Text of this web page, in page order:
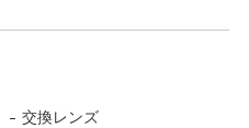
交換レンズ